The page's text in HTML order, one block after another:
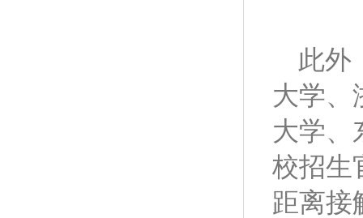
此外
大学、
大学、
校招生
距离接